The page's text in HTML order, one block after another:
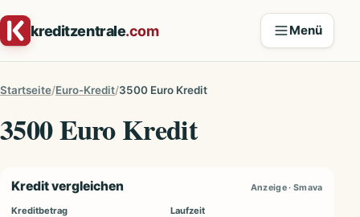
kreditzentrale.com Menü
Startseite Euro-Kredit 3500 Euro Kredit
3500 Euro Kredit
Kredit vergleichen Anzeige · Smava
Kreditbetrag Laufzeit